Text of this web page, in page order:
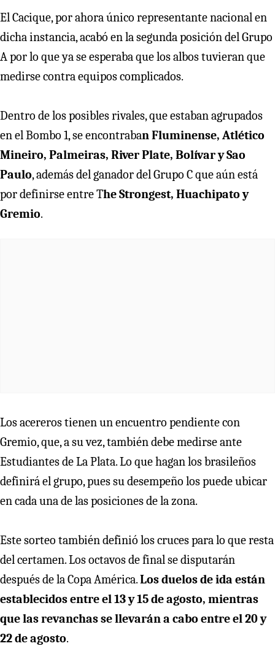
El Cacique, por ahora único representante nacional en
dicha instancia, acabó en la segunda posición del Grupo
A por lo que ya se esperaba que los albos tuvieran que
medirse contra equipos complicados.
Dentro de los posibles rivales, que estaban agrupados
en el Bombo 1, se encontraban Fluminense, Atlético
Mineiro, Palmeiras, River Plate, Bolívar y Sao
Paulo, además del ganador del Grupo C que aún está
por definirse entre The Strongest, Huachipato y
Gremio.
Los acereros tienen un encuentro pendiente con
Gremio, que, a su vez, también debe medirse ante
Estudiantes de La Plata. Lo que hagan los brasileños
definirá el grupo, pues su desempeño los puede ubicar
en cada una de las posiciones de la zona.
Este sorteo también definió los cruces para lo que resta
del certamen. Los octavos de final se disputarán
después de la Copa América.Los duelos de ida están
establecidos entre el 13 y 15 de agosto, mientras
que las revanchas se llevarán a cabo entre el 20 y
22 de agosto.